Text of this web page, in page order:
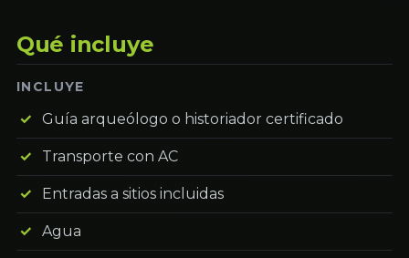
Qué incluye
INCLUYE
Guía arqueólogo o historiador certificado
Transporte con AC
Entradas a sitios incluidas
Agua